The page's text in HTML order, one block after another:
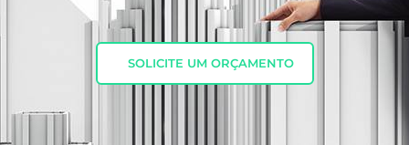
SOLICITE UM ORÇAMENTO